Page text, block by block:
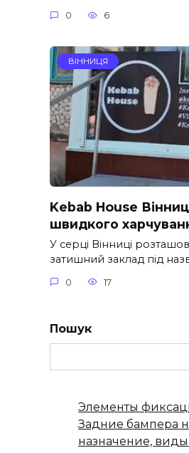
0 6
ВІННИЦЯ
Kebab House
швидкого
У серці Вінниці
затишний заклад під
0 17
Пошук
Элементы
Задние бампера
назначение,